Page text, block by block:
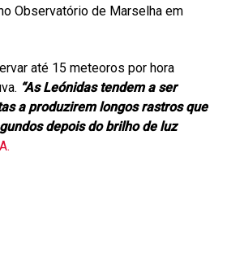
Observatório de Marselha em
até 15 meteoros por hora
“As Leónidas tendem a ser
a produzirem longos rastros que
depois do brilho de luz